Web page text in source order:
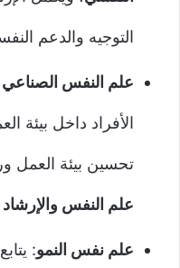
التوجيه والدعم
علم النفس الصناعي
الأفراد داخل بيئة
تحسين بيئة العمل
علم النفس
علم نفس النمو: